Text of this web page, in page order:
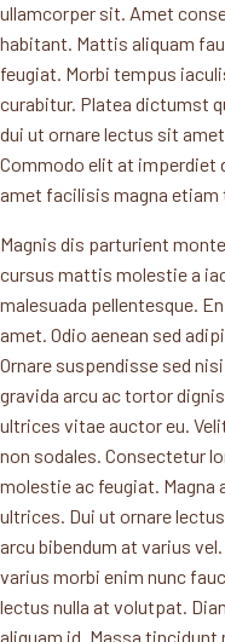
ullamcorper sit. Amet
habitant. Mattis aliquam
feugiat. Morbi tempus
curabitur. Platea dictumst
dui ut ornare lectus sit
Commodo elit at imperdiet
amet facilisis magna etiam
Magnis dis parturient
cursus mattis molestie a
malesuada pellentesque.
amet. Odio aenean sed
Ornare suspendisse sed
gravida arcu ac tortor
ultrices vitae auctor eu.
non sodales. Consectetur
molestie ac feugiat.
ultrices. Dui ut ornare
arcu bibendum at varius
varius morbi enim nunc
lectus nulla at volutpat.
aliquam id. Massa tincidunt